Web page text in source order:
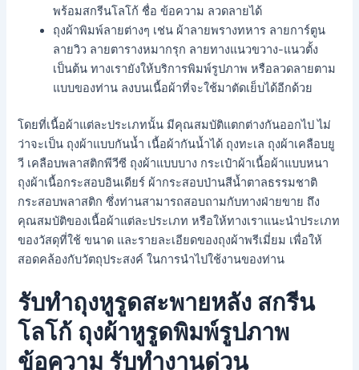
พร้อมสกรีนโลโก้ ชื่อ ข้อความ ลวดลายได้
ถุงผ้าพิมพ์ลายต่างๆ เช่น ผ้าลายพรางทหาร ลายการ์ตูน
ลายวิว ลายตารางหมากรุก ลายทางแนวขวาง-แนวตั้ง
เป็นต้น ทางเรายังให้บริการพิมพ์รูปภาพ หรือลวดลายตาม
แบบของท่าน ลงบนเนื้อผ้าที่จะใช้มาตัดเย็บได้อีกด้วย
โดยที่เนื้อผ้าแต่ละประเภทนั้น มีคุณสมบัติแตกต่างกันออกไป ไม่
ว่าจะเป็น ถุงผ้าแบบกันน้ำ เนื้อผ้ากันน้ำได้ ถุงทะเล ถุงผ้าเคลือบยู
วี เคลือบพลาสติกพีวีซี ถุงผ้าแบบบาง กระเป๋าผ้าเนื้อผ้าแบบหนา
ถุงผ้าเนื้อกระสอบอินเดียร์ ผ้ากระสอบป่านสีน้ำตาลธรรมชาติ
กระสอบพลาสติก ซึ่งท่านสามารถสอบถามกับทางฝ่ายขาย ถึง
คุณสมบัติของเนื้อผ้าแต่ละประเภท หรือให้ทางเราแนะนำประเภท
ของวัสดุที่ใช้ ขนาด และรายละเอียดของถุงผ้าพรีเมี่ยม เพื่อให้
สอดคล้องกับวัตถุประสงค์ ในการนำไปใช้งานของท่าน
รับทำถุงหูรูดสะพายหลัง สกรีน
โลโก้ ถุงผ้าหูรูดพิมพ์รูปภาพ
ข้อความ รับทำงานด่วน